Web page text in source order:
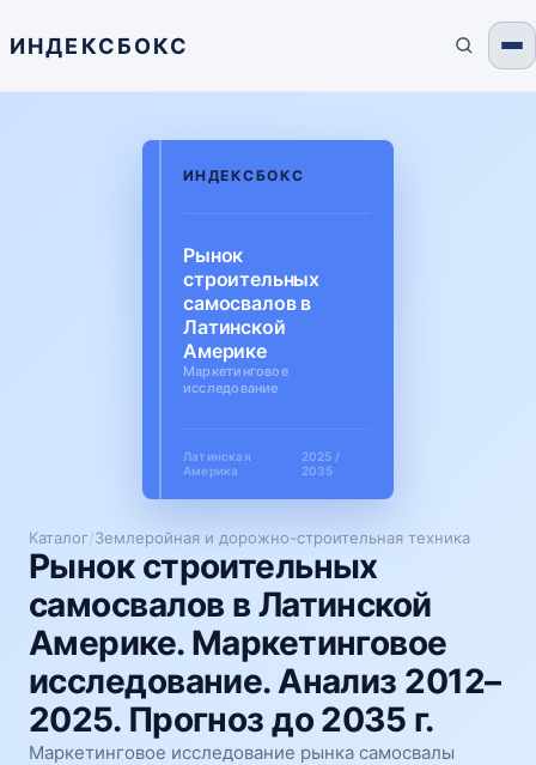
ИНДЕКСБОКС
Каталог/Землеройная и дорожно-строительная техника
Рынок строительных
самосвалов в Латинской
Америке. Маркетинговое
исследование. Анализ 2012–
2025. Прогноз до 2035 г.
Маркетинговое исследование рынка самосвалы
ИНДЕКСБОКС
Рынок
строительных
самосвалов в
Латинской
Америке
Маркетинговое
исследование
Латинская
Америка
2025 /
2035